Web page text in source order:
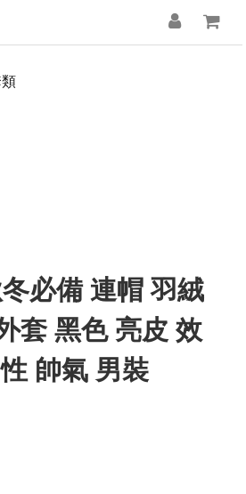
冬必備 連帽 羽絨
套 黑色 亮皮 效
帥氣 男裝